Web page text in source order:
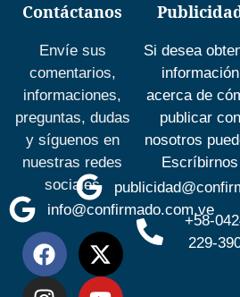
Contáctanos
Envíe sus
comentarios,
informaciones,
preguntas, dudas
y síguenos en
nuestras redes
sociales
info@confirmado.com.ve
Si desea
información
acerca de
publicar con
nosotros
Escríbirnos
+58-
229-